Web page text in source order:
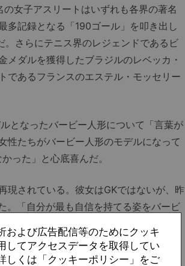
女子アスリートはいずれも各界の著名
多記録となる「190ゴール」を叩き出し
さらにテニス界のレジェンドであるビ
ダルを獲得したブラジルのレベッカ・
であるフランスのエステル・モッセリー
となったバービー人形について「言葉が
性たちがバービー人形のモデルになって
った」と心底喜んだ。
されている。彼女はGKではないが、昨
。「自分が最も自信を持てる姿をバービ
いる時。子どもたちにポジティブな影
。ちゃんと私のバブルブレイド（髪
および広告配信等のためにクッキ
してアクセスデータを取得してい
しくは「クッキーポリシー」をご